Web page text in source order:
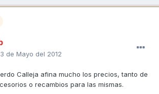
3 de Mayo del 2012
Calleja afina mucho los precios, tanto de
o recambios para las mismas.